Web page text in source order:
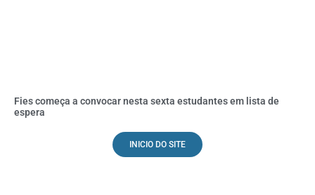
Fies começa a convocar nesta sexta estudantes em lista de
espera
INICIO DO SITE